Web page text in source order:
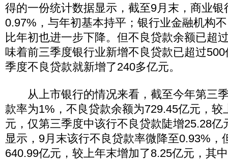
得的一份统计数据显示，截至9月末，商业银
0.97%，与年初基本持平；银行业金融机构
比年初也进一步下降。但不良贷款余额已超
味着前三季度银行业新增不良贷款已超过
季度不良贷款就新增了240多亿元。
从上市银行的情况来看，截至今年第三
款率为1%，不良贷款余额为729.45亿元，较
元，仅第三季度中该行不良贷款陡增25.28亿
显示，9月末该行不良贷款率微降至0.93%，
640.99亿元，较上年末增加了8.25亿元，其